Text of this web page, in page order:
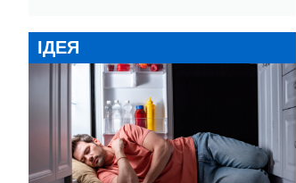
ІДЕЯ